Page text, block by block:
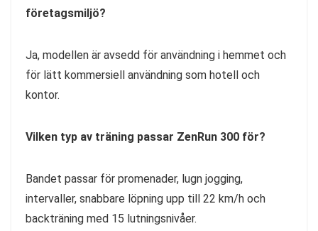
företagsmiljö?
Ja, modellen är avsedd för användning i hemmet och
för lätt kommersiell användning som hotell och
kontor.
Vilken typ av träning passar ZenRun 300 för?
Bandet passar för promenader, lugn jogging,
intervaller, snabbare löpning upp till 22 km/h och
backträning med 15 lutningsnivåer.